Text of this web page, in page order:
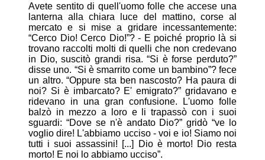
Avete sentito di quell'uomo folle che accese una
lanterna alla chiara luce del mattino, corse al
mercato e si mise a gridare incessantemente:
“Cerco Dio! Cerco Dio!”? - E poiché proprio là si
trovano raccolti molti di quelli che non credevano
in Dio, suscitò grandi risa. “Si è forse perduto?”
disse uno. “Si è smarrito come un bambino”? fece
un altro. “Oppure sta ben nascosto? Ha paura di
noi? Si è imbarcato? E' emigrato?” gridavano e
ridevano in una gran confusione. L'uomo folle
balzò in mezzo a loro e li trapassò con i suoi
sguardi: “Dove se n'è andato Dio?” gridò “ve lo
voglio dire! L'abbiamo ucciso - voi e io! Siamo noi
tutti i suoi assassini! [...] Dio è morto! Dio resta
morto! E noi lo abbiamo ucciso”.